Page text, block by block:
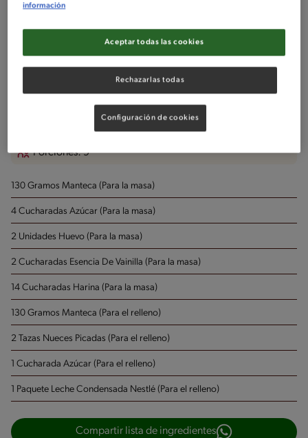
Ingredientes
No incluido en la receta
Sin pescado Sin crustáceos
Ingredientes
Porciones: 9
130 Gramos Manteca (Para la masa)
4 Cucharadas Azúcar (Para la masa)
2 Unidades Huevo (Para la masa)
2 Cucharadas Esencia De Vainilla (Para la masa)
14 Cucharadas Harina (Para la masa)
130 Gramos Manteca (Para el relleno)
2 Tazas Nueces Picadas (Para el relleno)
1 Cucharada Azúcar (Para el relleno)
1 Paquete Leche Condensada Nestlé (Para el relleno)
Compartir lista de ingredientes
información
Rechazarlas todas
Aceptar todas las cookies
Configuración de cookies